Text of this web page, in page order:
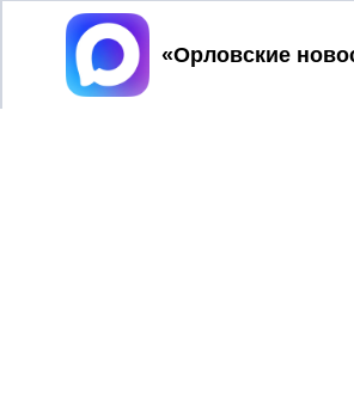
Принять